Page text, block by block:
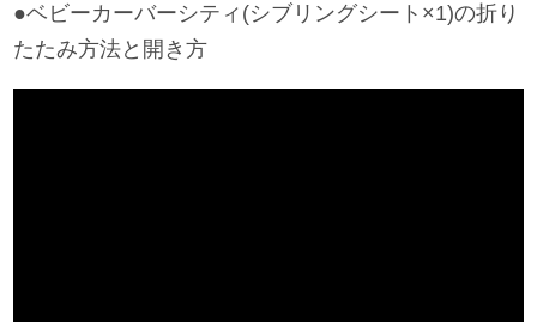
●ベビーカーバーシティ(シブリングシート×1)の折り
たたみ方法と開き方